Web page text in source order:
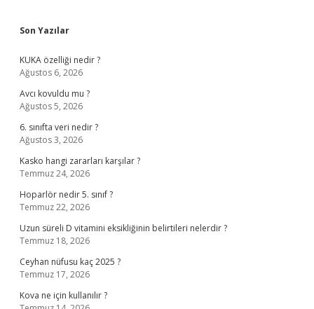
Sidebar
Son Yazılar
KUKA özelliği nedir ?
Ağustos 6, 2026
Avcı kovuldu mu ?
Ağustos 5, 2026
6. sınıfta veri nedir ?
Ağustos 3, 2026
Kasko hangi zararları karşılar ?
Temmuz 24, 2026
Hoparlör nedir 5. sınıf ?
Temmuz 22, 2026
Uzun süreli D vitamini eksikliğinin belirtileri nelerdir ?
Temmuz 18, 2026
Ceyhan nüfusu kaç 2025 ?
Temmuz 17, 2026
Kova ne için kullanılır ?